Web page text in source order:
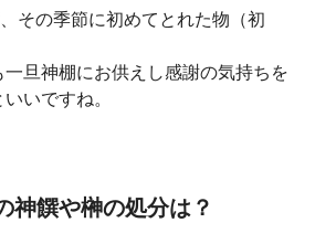
その季節に初めてとれた物（初
旦神棚にお供えし感謝の気持ちを
いですね。
神饌や榊の処分は？